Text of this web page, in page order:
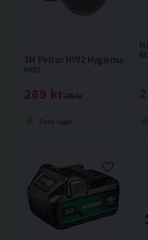
3M Peltor HY82 Hygiensats
HY82.
299 kr
269 kr
Finns i lager